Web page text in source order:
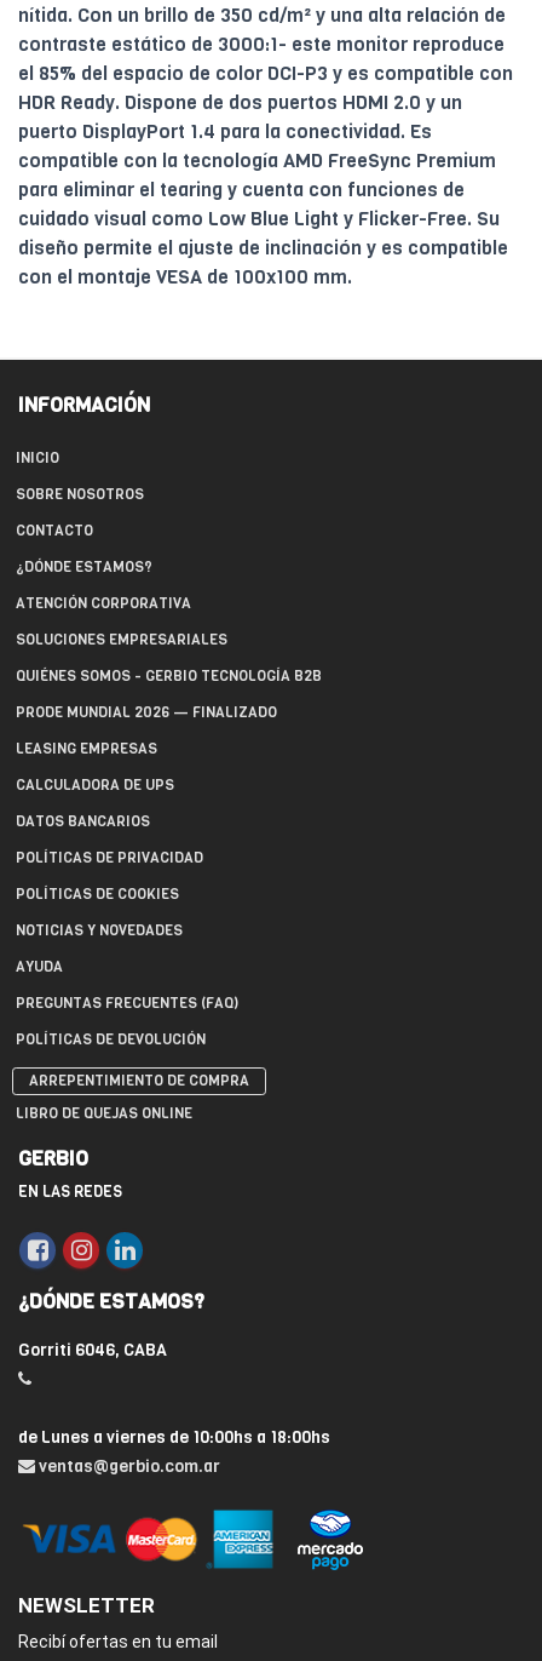
nítida. Con un brillo de 350 cd/m² y una alta relación de
contraste estático de 3000:1- este monitor reproduce
el 85% del espacio de color DCI-P3 y es compatible con
HDR Ready. Dispone de dos puertos HDMI 2.0 y un
puerto DisplayPort 1.4 para la conectividad. Es
compatible con la tecnología AMD FreeSync Premium
para eliminar el tearing y cuenta con funciones de
cuidado visual como Low Blue Light y Flicker-Free. Su
diseño permite el ajuste de inclinación y es compatible
con el montaje VESA de 100x100 mm.
INFORMACIÓN
INICIO
SOBRE NOSOTROS
CONTACTO
¿DÓNDE ESTAMOS?
ATENCIÓN CORPORATIVA
SOLUCIONES EMPRESARIALES
QUIÉNES SOMOS - GERBIO TECNOLOGÍA B2B
PRODE MUNDIAL 2026 — FINALIZADO
LEASING EMPRESAS
CALCULADORA DE UPS
DATOS BANCARIOS
POLÍTICAS DE PRIVACIDAD
POLÍTICAS DE COOKIES
NOTICIAS Y NOVEDADES
AYUDA
PREGUNTAS FRECUENTES (FAQ)
POLÍTICAS DE DEVOLUCIÓN
ARREPENTIMIENTO DE COMPRA
LIBRO DE QUEJAS ONLINE
GERBIO
EN LAS REDES
¿DÓNDE ESTAMOS?
Gorriti 6046, CABA
de Lunes a viernes de 10:00hs a 18:00hs
ventas@gerbio.com.ar
NEWSLETTER
Recibí ofertas en tu email